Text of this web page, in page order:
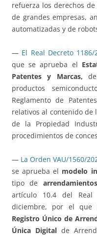
refuerza los derechos
de grandes empresas,
automatizadas y de
— El Real Decreto
que se aprueba el
Patentes y Marcas,
productos
Reglamento de
relativos al contenido de
de la Propiedad
procedimientos de
— La Orden VAU/1560/
se aprueba el modelo
tipo de
artículo 10.4 del Real
diciembre, por el que
Registro Único de
Única Digitalde